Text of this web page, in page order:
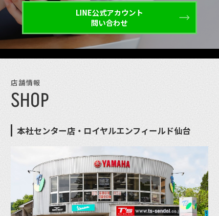
LINE公式アカウント
問い合わせ
店舗情報
SHOP
本社センター店・ロイヤルエンフィールド仙台